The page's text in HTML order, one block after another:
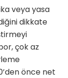
veya yasa
dikkate
çok az
önce net